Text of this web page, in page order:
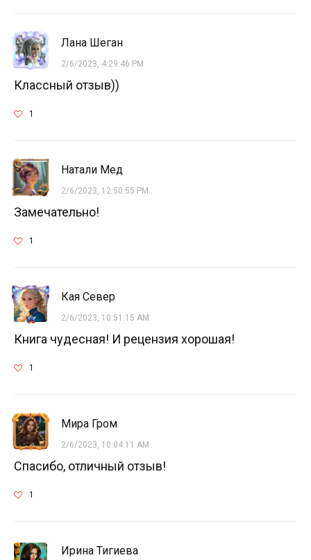
Лана Шеган
2/6/2023, 4:29:46 PM
Классный отзыв))
1
Натали Мед
2/6/2023, 12:50:55 PM
Замечательно!
1
Кая Север
2/6/2023, 10:51:15 AM
Книга чудесная! И рецензия хорошая!
1
Мира Гром
2/6/2023, 10:04:11 AM
Спасибо, отличный отзыв!
1
Ирина Тигиева